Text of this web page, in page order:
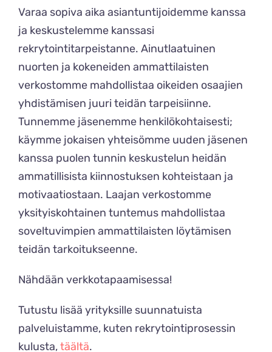
Varaa sopiva aika asiantuntijoidemme kanssa
ja keskustelemme kanssasi
rekrytointitarpeistanne. Ainutlaatuinen
nuorten ja kokeneiden ammattilaisten
verkostomme mahdollistaa oikeiden osaajien
yhdistämisen juuri teidän tarpeisiinne.
Tunnemme jäsenemme henkilökohtaisesti;
käymme jokaisen yhteisömme uuden jäsenen
kanssa puolen tunnin keskustelun heidän
ammatillisista kiinnostuksen kohteistaan ja
motivaatiostaan. Laajan verkostomme
yksityiskohtainen tuntemus mahdollistaa
soveltuvimpien ammattilaisten löytämisen
teidän tarkoitukseenne.
Nähdään verkkotapaamisessa!
Tutustu lisää yrityksille suunnatuista
palveluistamme, kuten rekrytointiprosessin
kulusta,täältä.